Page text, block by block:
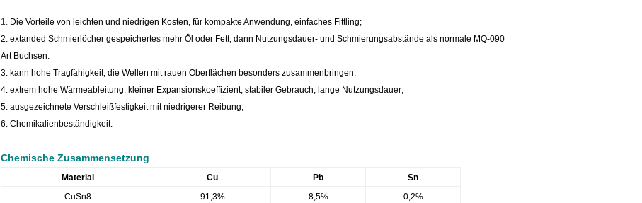
1. Die Vorteile von leichten und niedrigen Kosten, für kompakte Anwendung, einfaches Fittling;
2. extanded Schmierlöcher gespeichertes mehr Öl oder Fett, dann Nutzungsdauer- und Schmierungsabstände als normale MQ-090
Art Buchsen.
3. kann hohe Tragfähigkeit, die Wellen mit rauen Oberflächen besonders zusammenbringen;
4. extrem hohe Wärmeableitung, kleiner Expansionskoeffizient, stabiler Gebrauch, lange Nutzungsdauer;
5. ausgezeichnete Verschleißfestigkeit mit niedrigerer Reibung;
6. Chemikalienbeständigkeit.
Chemische Zusammensetzung
Material Cu Pb
Sn
CuSn8
91,3% 8,5%
0,2%